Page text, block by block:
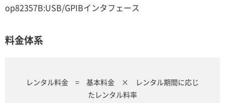
op82357B:USB/GPIBインタフェース
料金体系
レンタル料金 = 基本料金 × レンタル期間に応じ
たレンタル料率